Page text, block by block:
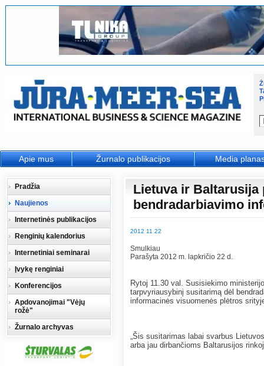
Lietuva ir
bendradarbiavimo
2012 11 22
Smulkiau
Parašyta 2012 m. lapkričio 22 d.
Rytoj 11.30 val. Susisiekimo
tarpvyriausybinį susitarimą dėl
informacinės visuomenės plėtros
„Šis susitarimas labai svarbus
arba jau dirbančioms Baltarusijos
Pradžia
Naujienos
Internetinės publikacijos
Renginių kalendorius
Internetiniai seminarai
Įvykę renginiai
Konferencijos
Apdovanojimai "Vėjų
rožė"
Žurnalo archyvas
Apie mus Žurnalo publikacijos Media